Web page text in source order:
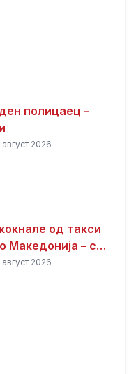
полицаец –
август 2026
од такси
Македонија – се
се случило!
август 2026